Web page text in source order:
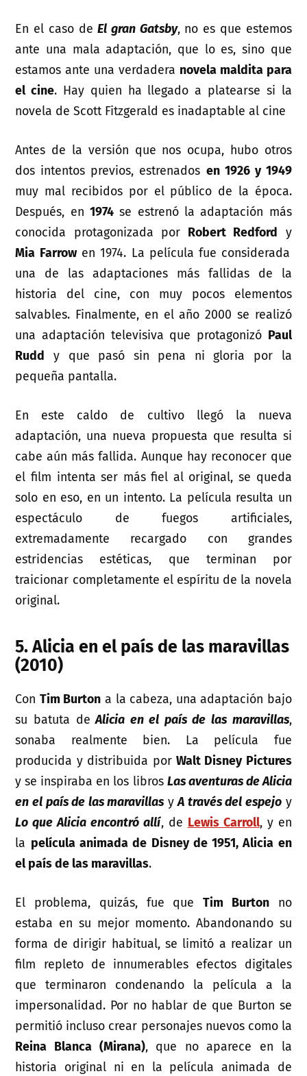
En el caso deEl gran Gatsby, no es que estemos
ante una mala adaptación, que lo es, sino que
estamos ante una verdadera novela maldita para
el cine. Hay quien ha llegado a platearse si la
novela de Scott Fitzgerald es inadaptable al cine
Antes de la versión que nos ocupa, hubo otros
dos intentos previos, estrenados en 1926 y 1949
muy mal recibidos por el público de la época.
Después, en1974 se estrenó la adaptación más
conocida protagonizada por Robert Redford y
Mia Farrowen 1974. La película fue considerada
una de las adaptaciones más fallidas de la
historia del cine, con muy pocos elementos
salvables. Finalmente, en el año 2000 se realizó
una adaptación televisiva que protagonizó Paul
Rudd y que pasó sin pena ni gloria por la
pequeña pantalla.
En este caldo de cultivo llegó la nueva
adaptación, una nueva propuesta que resulta si
cabe aún más fallida. Aunque hay reconocer que
el film intenta ser más fiel al original, se queda
solo en eso, en un intento. La película resulta un
espectáculo de fuegos artificiales,
extremadamente recargado con grandes
estridencias estéticas, que terminan por
traicionar completamente el espíritu de la novela
original.
5. Alicia en el país de las maravillas
(2010)
Con Tim Burton a la cabeza, una adaptación bajo
su batuta de Alicia en el país de las maravillas,
sonaba realmente bien. La película fue
producida y distribuida por Walt Disney Pictures
y se inspiraba en los libros Las aventuras de Alicia
en el país de las maravillas yA través del espejo y
Lo que Alicia encontró allí, de Lewis Carroll, y en
la película animada de Disney de 1951, Alicia en
el país de las maravillas.
El problema, quizás, fue queTim Burtonno
estaba en su mejor momento. Abandonando su
forma de dirigir habitual, se limitó a realizar un
film repleto de innumerables efectos digitales
que terminaron condenando la película a la
impersonalidad. Por no hablar de que Burton se
permitió incluso crear personajes nuevos como la
Reina Blanca (Mirana), que no aparece en la
historia original ni en la película animada de